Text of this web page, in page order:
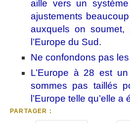
aille vers un
ajustements
auxquels on
l’Europe du Sud.
Ne confondons pas
L’Europe à 28 est
sommes pas taillés
l’Europe telle qu’elle a
PARTAGER :